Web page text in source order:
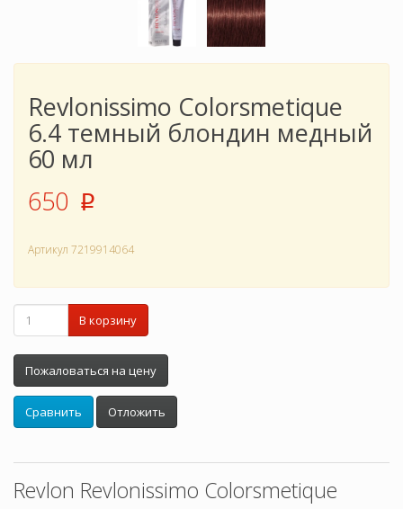
Revlonissimo Colorsmetique
6.4 темный блондин медный
60 мл
650 p
Артикул 7219914064
В корзину
Пожаловаться на цену
Сравнить Отложить
Revlon Revlonissimo Colorsmetique